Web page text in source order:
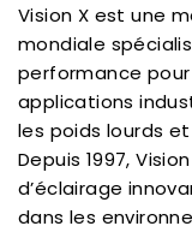
Vision X est une
mondiale
performance
applications
les poids lourds
Depuis 1997,
d’éclairage
dans les